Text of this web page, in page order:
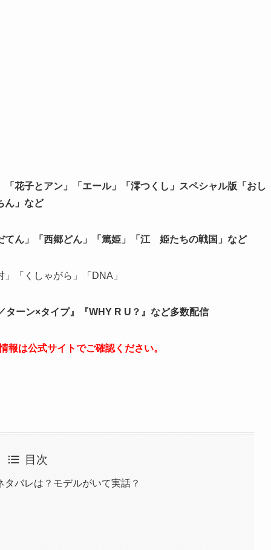
花子とアン」「エール」「澪つくし」スペシャル版「おし
ん」など
ん」「西郷どん」「篤姫」「江 姫たちの戦国」など
「くしゃがら」「DNA」
ーン×タイプ』『WHY R U？』など多数配信
は公式サイトでご確認ください。
目次
バレは？モデルがいて実話？